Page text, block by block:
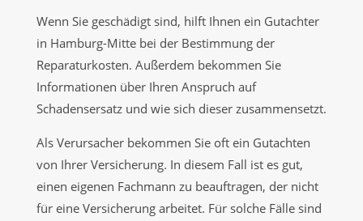
Wenn Sie geschädigt sind, hilft Ihnen ein Gutachter
in Hamburg-Mitte bei der Bestimmung der
Reparaturkosten. Außerdem bekommen Sie
Informationen über Ihren Anspruch auf
Schadensersatz und wie sich dieser zusammensetzt.
Als Verursacher bekommen Sie oft ein Gutachten
von Ihrer Versicherung. In diesem Fall ist es gut,
einen eigenen Fachmann zu beauftragen, der nicht
für eine Versicherung arbeitet. Für solche Fälle sind